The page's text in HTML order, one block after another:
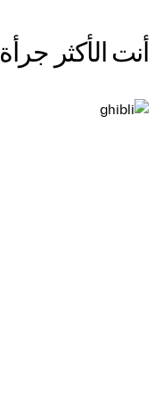
أنت الأكثر جرأة